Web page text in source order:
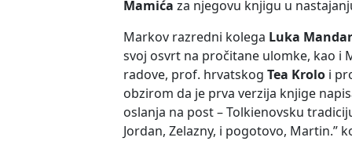
Mamića za njegovu knjigu u
Markov razredni kolega Luka
svoj osvrt na pročitane ulomke, kao i
radove, prof. hrvatskog Tea Krolo i
obzirom da je prva verzija knjige
oslanja na post – Tolkienovsku
Jordan, Zelazny, i pogotovo, Martin.”